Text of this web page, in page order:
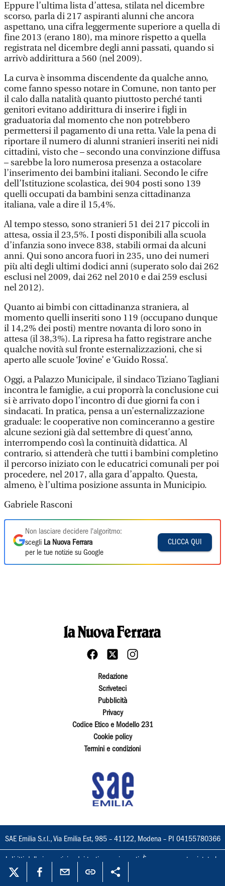
Eppure l’ultima lista d’attesa, stilata nel dicembre
scorso, parla di 217 aspiranti alunni che ancora
aspettano, una cifra leggermente superiore a quella di
fine 2013 (erano 180), ma minore rispetto a quella
registrata nel dicembre degli anni passati, quando si
arrivò addirittura a 560 (nel 2009).
La curva è insomma discendente da qualche anno,
come fanno spesso notare in Comune, non tanto per
il calo dalla natalità quanto piuttosto perché tanti
genitori evitano addirittura di inserire i figli in
graduatoria dal momento che non potrebbero
permettersi il pagamento di una retta. Vale la pena di
riportare il numero di alunni stranieri inseriti nei nidi
cittadini, visto che – secondo una convinzione diffusa
– sarebbe la loro numerosa presenza a ostacolare
l’inserimento dei bambini italiani. Secondo le cifre
dell’Istituzione scolastica, dei 904 posti sono 139
quelli occupati da bambini senza cittadinanza
italiana, vale a dire il 15,4%.
Al tempo stesso, sono stranieri 51 dei 217 piccoli in
attesa, ossia il 23,5%. I posti disponibili alla scuola
d’infanzia sono invece 838, stabili ormai da alcuni
anni. Qui sono ancora fuori in 235, uno dei numeri
più alti degli ultimi dodici anni (superato solo dai 262
esclusi nel 2009, dai 262 nel 2010 e dai 259 esclusi
nel 2012).
Quanto ai bimbi con cittadinanza straniera, al
momento quelli inseriti sono 119 (occupano dunque
il 14,2% dei posti) mentre novanta di loro sono in
attesa (il 38,3%). La ripresa ha fatto registrare anche
qualche novità sul fronte esternalizzazioni, che si
aperto alle scuole ‘Jovine’ e ‘Guido Rossa’.
Oggi, a Palazzo Municipale, il sindaco Tiziano Tagliani
incontra le famiglie, a cui proporrà la conclusione cui
si è arrivato dopo l’incontro di due giorni fa con i
sindacati. In pratica, pensa a un’esternalizzazione
graduale: le cooperative non cominceranno a gestire
alcune sezioni già dal settembre di quest’anno,
interrompendo così la continuità didattica. Al
contrario, si attenderà che tutti i bambini completino
il percorso iniziato con le educatrici comunali per poi
procedere, nel 2017, alla gara d’appalto. Questa,
almeno, è l’ultima posizione assunta in Municipio.
Gabriele Rasconi
Non lasciare decidere l'algoritmo:
scegli La Nuova Ferrara
per le tue notizie su Google
CLICCA QUI
Redazione
Scriveteci
Pubblicità
Privacy
Codice Etico e Modello 231
Cookie policy
Termini e condizioni
SAE Emilia S.r.l., Via Emilia Est, 985 – 41122, Modena – PI 04155780366
I diritti delle immagini e dei testi sono riservati. È espressamente vietata la
loro riproduzione con qualsiasi mezzo e l'adattamento totale o parziale.